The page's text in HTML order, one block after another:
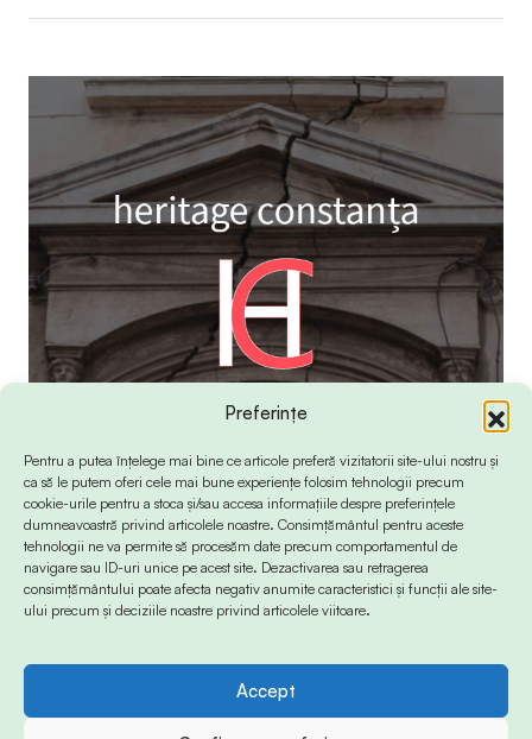
Preferințe
Pentru a putea înțelege mai bine ce articole preferă vizitatorii site-ului nostru și
ca să le putem oferi cele mai bune experiențe folosim tehnologii precum
cookie-urile pentru a stoca și/sau accesa informațiile despre preferințele
dumneavoastră privind articolele noastre. Consimțământul pentru aceste
tehnologii ne va permite să procesăm date precum comportamentul de
navigare sau ID-uri unice pe acest site. Dezactivarea sau retragerea
consimțământului poate afecta negativ anumite caracteristici și funcții ale site-
ului precum și deciziile noastre privind articolele viitoare.
Accept